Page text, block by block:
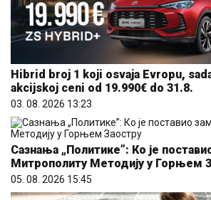
Hibrid broj 1 koji osvaja Evropu,
akcijskoj ceni od 19.990€ do 31.8.
03. 08. 2026 13:23
Сазнања „Политике”: Ко је
Митрополиту Методију у Горњем
05. 08. 2026 15:45